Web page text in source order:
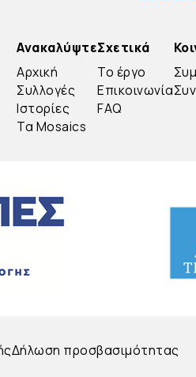
Ανακαλύψτε
Αρχική
Συλλογές
Ιστορίες
Τα Mosaics
Σχετικά
Το έργο
Επικοινωνία
FAQ
Δήλωση προσβασιμότητας